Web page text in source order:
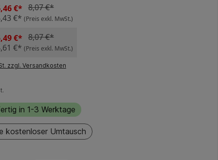
€* 8,07 €*
€* (Preis exkl. MwSt.)
€* 8,07 €*
€* (Preis exkl. MwSt.)
zzgl. Versandkosten
in 1-3 Werktage
kostenloser Umtausch